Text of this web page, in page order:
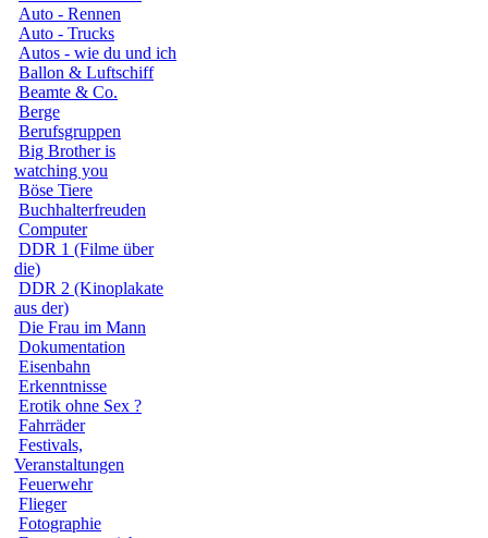
Auto - Rennen
Auto - Trucks
Autos - wie du und ich
Ballon & Luftschiff
Beamte & Co.
Berge
Berufsgruppen
Big Brother is
watching you
Böse Tiere
Buchhalterfreuden
Computer
DDR 1 (Filme über
die)
DDR 2 (Kinoplakate
aus der)
Die Frau im Mann
Dokumentation
Eisenbahn
Erkenntnisse
Erotik ohne Sex ?
Fahrräder
Festivals,
Veranstaltungen
Feuerwehr
Flieger
Fotographie